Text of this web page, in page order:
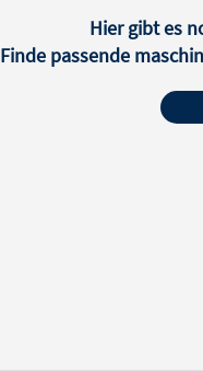
Hier gibt es
Finde passende